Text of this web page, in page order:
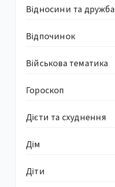
Відносини та дружба
Відпочинок
Військова тематика
Гороскоп
Дієти та схуднення
Дім
Діти